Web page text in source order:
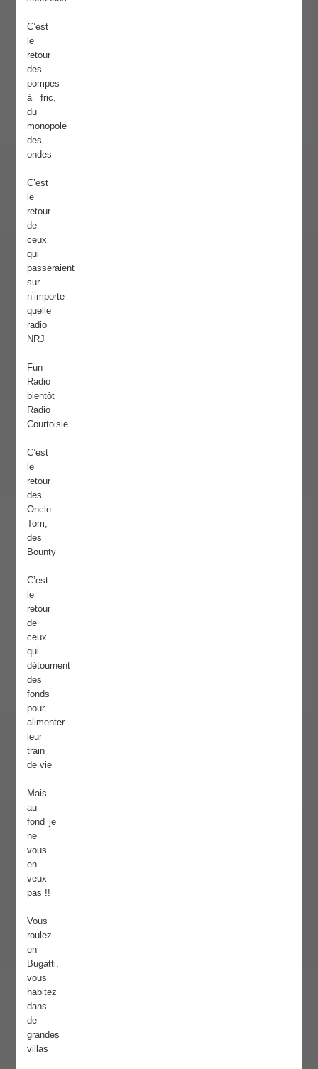
C’est
le
retour
des
pompes
à fric,
du
monopole
des
ondes
C’est
le
retour
de
ceux
qui
passeraient
sur
n’importe
quelle
radio
NRJ
Fun
Radio
bientôt
Radio
Courtoisie
C’est
le
retour
des
Oncle
Tom,
des
Bounty
C’est
le
retour
de
ceux
qui
détournent
des
fonds
pour
alimenter
leur
train
de vie
Mais
au
fond je
ne
vous
en
veux
pas !!
Vous
roulez
en
Bugatti,
vous
habitez
dans
de
grandes
villas